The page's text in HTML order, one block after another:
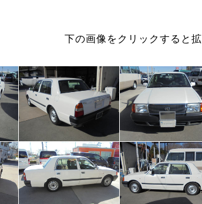
下の画像をクリックすると